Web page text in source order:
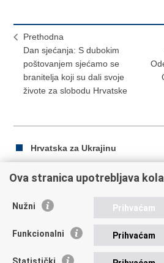
Prethodna
Dan sjećanja: S dubokim
poštovanjem sjećamo se
branitelja koji su dali svoje
živote za slobodu Hrvatske
Hrvatska za Ukrajinu
Ispiši
Podijeli
Facebooku
Twitteru
Republika Hrvatska
Ova stranica upotrebljava
Nužni Prihvaćam
Funkcionalni Prihvaćam